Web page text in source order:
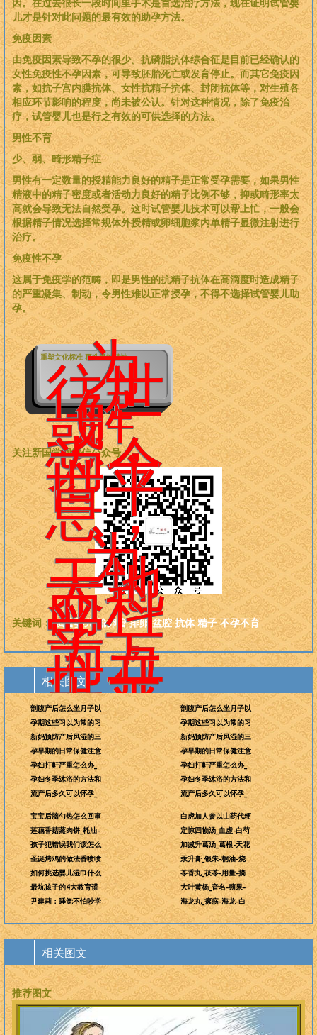
儿才是针对此问题的最有效的助孕方法。
免疫因素
由免疫因素导致不孕的很少。抗磷脂抗体综合征是目前已经确认的
女性免疫性不孕因素，可导致胚胎死亡或发育停止。而其它免疫因
素，如抗子宫内膜抗体、女性抗精子抗体、封闭抗体等，对生殖各
相应环节影响的程度，尚未被公认。针对这种情况，除了免疫治
疗，试管婴儿也是行之有效的可供选择的方法。
男性不育
少、弱、畸形精子症
男性有一定数量的授精能力良好的精子是正常受孕需要，如果男性
精液中的精子密度或者活动力良好的精子比例不够，抑或畸形率太
高就会导致无法自然受孕。这时试管婴儿技术可以帮上忙，一般会
根据精子情况选择常规体外授精或卵细胞浆内单精子显微注射进行
治疗。
免疫性不孕
这属于免疫学的范畴，即是男性的抗精子抗体在高滴度时造成精子
的严重凝集、制动，令男性难以正常授孕，不得不选择试管婴儿助
孕。
重塑文化标准 再造民族精神
为
往世
解
惑，
为今
世平
息，
为
天地
而科
学，
为万
世开
太平
关注新国学网微信公众号：
关键词： 试管婴儿 输卵管 排卵 盆腔 抗体 精子 不孕不育
相关图文
剖腹产后怎么坐月子以
孕期这些习以为常的习
新妈预防产后风湿的三
孕早期的日常保健注意
孕妇打鼾严重怎么办_
孕妇冬季沐浴的方法和
流产后多久可以怀孕_
剖腹产后怎么坐月子以
孕期这些习以为常的习
新妈预防产后风湿的三
孕早期的日常保健注意
孕妇打鼾严重怎么办_
孕妇冬季沐浴的方法和
流产后多久可以怀孕_
宝宝后脑勺热怎么回事
莲藕香菇蒸肉饼_耗油-
孩子犯错误我们该怎么
圣诞烤鸡的做法香喷喷
如何挑选婴儿湿巾什么
最坑孩子的4大教育谎
尹建莉：睡觉不怕吵学
白虎加人参以山药代粳
定惊四物汤_血虚-白芍
加减升葛汤_葛根-天花
汞升膏_银朱-桐油-烧
苓香丸_茯苓-用量-摘
大叶黄杨_音名-蒴果-
海龙丸_瘰疬-海龙-白
相关图文
推荐图文